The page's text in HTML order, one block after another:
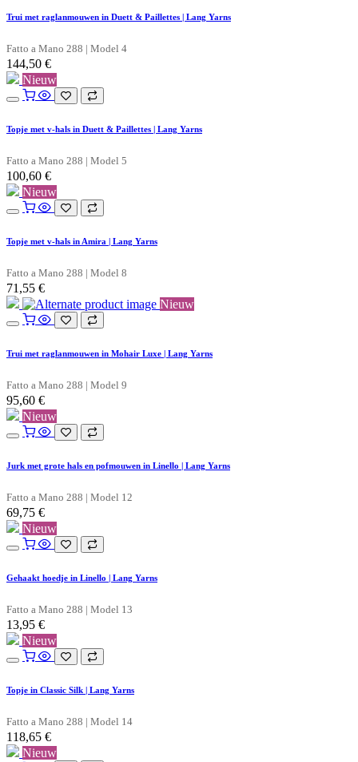
Trui met raglanmouwen in Duett & Paillettes | Lang Yarns
Fatto a Mano 288 | Model 4
144,50 €
Nieuw
Topje met v-hals in Duett & Paillettes | Lang Yarns
Fatto a Mano 288 | Model 5
100,60 €
Nieuw
Topje met v-hals in Amira | Lang Yarns
Fatto a Mano 288 | Model 8
71,55 €
Nieuw
Trui met raglanmouwen in Mohair Luxe | Lang Yarns
Fatto a Mano 288 | Model 9
95,60 €
Nieuw
Jurk met grote hals en pofmouwen in Linello | Lang Yarns
Fatto a Mano 288 | Model 12
69,75 €
Nieuw
Gehaakt hoedje in Linello | Lang Yarns
Fatto a Mano 288 | Model 13
13,95 €
Nieuw
Topje in Classic Silk | Lang Yarns
Fatto a Mano 288 | Model 14
118,65 €
Nieuw